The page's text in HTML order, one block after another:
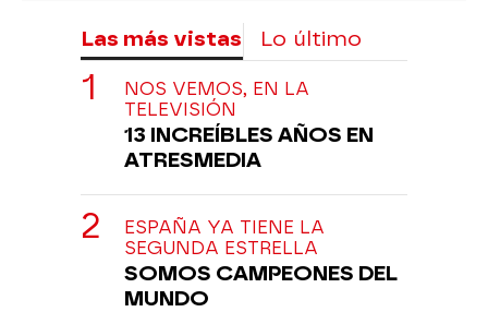
Las más vistas Lo último
NOS VEMOS, EN LA
TELEVISIÓN
13 INCREÍBLES AÑOS EN
ATRESMEDIA
ESPAÑA YA TIENE LA
SEGUNDA ESTRELLA
SOMOS CAMPEONES DEL
MUNDO